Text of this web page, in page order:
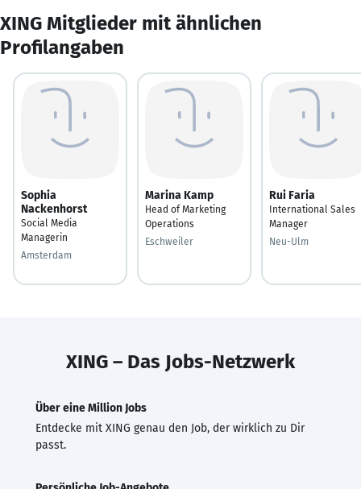
XING Mitglieder mit ähnlichen
Profilangaben
Sophia
Nackenhorst
Social Media
Managerin
Amsterdam
Marina Kamp
Head of Marketing
Operations
Eschweiler
Rui Faria
International Sales
Manager
Neu-Ulm
XING – Das Jobs-Netzwerk
Über eine Million Jobs
Entdecke mit XING genau den Job, der wirklich zu Dir
passt.